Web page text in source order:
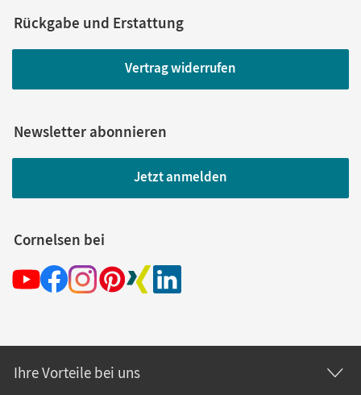
Rückgabe und Erstattung
Vertrag widerrufen
Newsletter abonnieren
Jetzt anmelden
Cornelsen bei
Ihre Vorteile bei uns